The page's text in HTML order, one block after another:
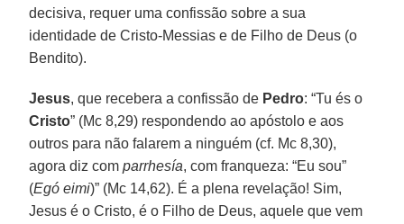
decisiva, requer uma confissão sobre a sua
identidade de Cristo-Messias e de Filho de Deus (o
Bendito).
Jesus, que recebera a confissão de Pedro: “Tu és o
Cristo” (Mc 8,29) respondendo ao apóstolo e aos
outros para não falarem a ninguém (cf. Mc 8,30),
agora diz comparrhesía, com franqueza: “Eu sou”
(Egó eimi)” (Mc 14,62). É a plena revelação! Sim,
Jesus é o Cristo, é o Filho de Deus, aquele que vem